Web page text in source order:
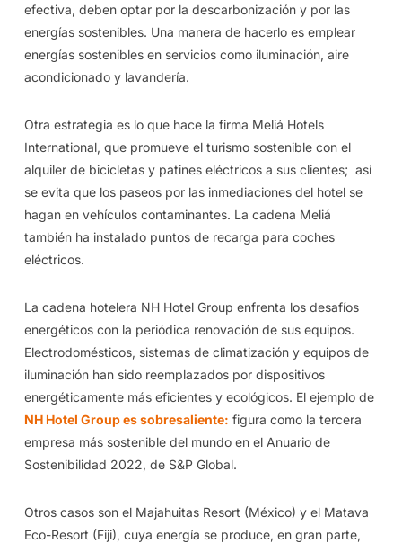
efectiva, deben optar por la descarbonización y por las
energías sostenibles. Una manera de hacerlo es emplear
energías sostenibles en servicios como iluminación, aire
acondicionado y lavandería.
Otra estrategia es lo que hace la firma Meliá Hotels
International, que promueve el turismo sostenible con el
alquiler de bicicletas y patines eléctricos a sus clientes; así
se evita que los paseos por las inmediaciones del hotel se
hagan en vehículos contaminantes. La cadena Meliá
también ha instalado puntos de recarga para coches
eléctricos.
La cadena hotelera NH Hotel Group enfrenta los desafíos
energéticos con la periódica renovación de sus equipos.
Electrodomésticos, sistemas de climatización y equipos de
iluminación han sido reemplazados por dispositivos
energéticamente más eficientes y ecológicos. El ejemplo de
NH Hotel Group es sobresaliente: figura como la tercera
empresa más sostenible del mundo en el Anuario de
Sostenibilidad 2022, de S&P Global.
Otros casos son el Majahuitas Resort (México) y el Matava
Eco-Resort (Fiji), cuya energía se produce, en gran parte,